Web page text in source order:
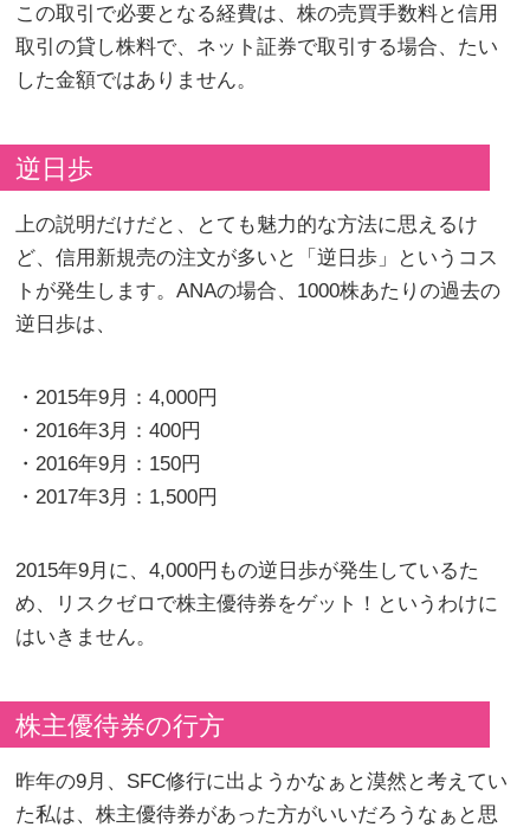
この取引で必要となる経費は、株の売買手数料と信用
取引の貸し株料で、ネット証券で取引する場合、たい
した金額ではありません。
逆日歩
上の説明だけだと、とても魅力的な方法に思えるけ
ど、信用新規売の注文が多いと「逆日歩」というコス
トが発生します。ANAの場合、1000株あたりの過去の
逆日歩は、
・2015年9月：4,000円
・2016年3月：400円
・2016年9月：150円
・2017年3月：1,500円
2015年9月に、4,000円もの逆日歩が発生しているた
め、リスクゼロで株主優待券をゲット！というわけに
はいきません。
株主優待券の行方
昨年の9月、SFC修行に出ようかなぁと漠然と考えてい
た私は、株主優待券があった方がいいだろうなぁと思